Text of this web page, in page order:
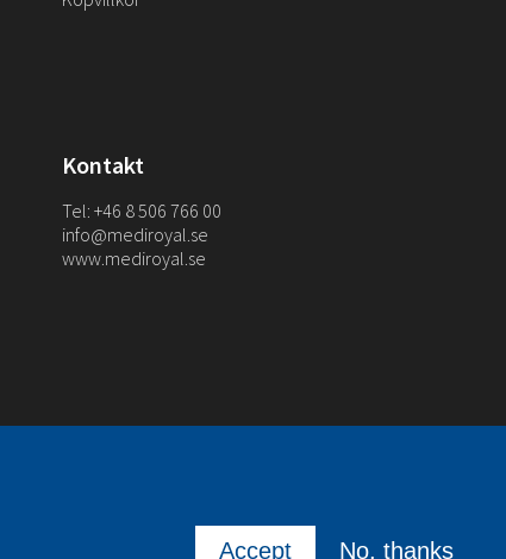
Kontakt
Tel: +46 8 506 766 00
info@mediroyal.se
www.mediroyal.se
Accept No, thanks